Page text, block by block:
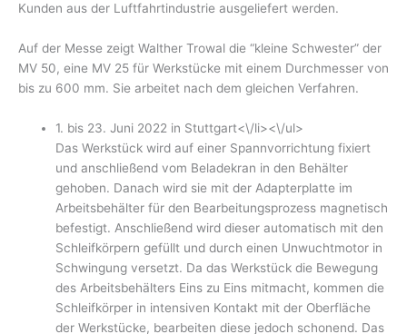
Kunden aus der Luftfahrtindustrie ausgeliefert werden.
Auf der Messe zeigt Walther Trowal die “kleine Schwester” der
MV 50, eine MV 25 für Werkstücke mit einem Durchmesser von
bis zu 600 mm. Sie arbeitet nach dem gleichen Verfahren.
1. bis 23. Juni 2022 in Stuttgart<\/li><\/ul>
Das Werkstück wird auf einer Spannvorrichtung fixiert
und anschließend vom Beladekran in den Behälter
gehoben. Danach wird sie mit der Adapterplatte im
Arbeitsbehälter für den Bearbeitungsprozess magnetisch
befestigt. Anschließend wird dieser automatisch mit den
Schleifkörpern gefüllt und durch einen Unwuchtmotor in
Schwingung versetzt. Da das Werkstück die Bewegung
des Arbeitsbehälters Eins zu Eins mitmacht, kommen die
Schleifkörper in intensiven Kontakt mit der Oberfläche
der Werkstücke, bearbeiten diese jedoch schonend. Das